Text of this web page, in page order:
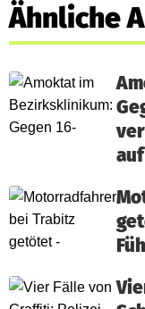
Ähnliche
auf